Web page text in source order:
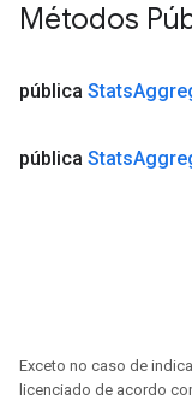
Métodos
pública Stats
pública Stats
Exceto no caso de
licenciado de acordo